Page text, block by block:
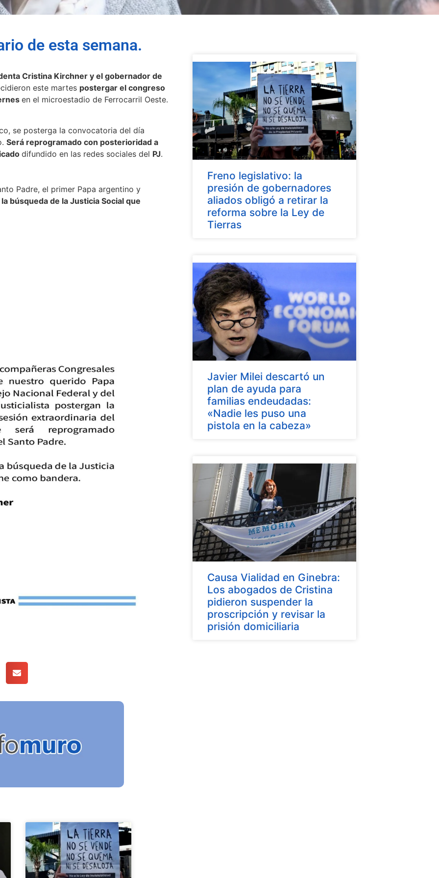
de esta semana.
Cristina Kirchner y el gobernador de
este martes postergar el congreso
en el microestadio de Ferrocarril Oeste.
se posterga la convocatoria del día
Será reprogramado con posterioridad a
difundido en las redes sociales del PJ.
Padre, el primer Papa argentino y
búsqueda de la Justicia Social que
Freno legislativo: la
presión de gobernadores
aliados obligó a retirar la
reforma sobre la Ley de
Tierras
Javier Milei descartó un
plan de ayuda para
familias endeudadas:
«Nadie les puso una
pistola en la cabeza»
Causa Vialidad en Ginebra:
Los abogados de Cristina
pidieron suspender la
proscripción y revisar la
prisión domiciliaria